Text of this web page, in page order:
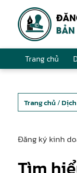
Trang chủ
Trang chủ /
Đăng ký kinh